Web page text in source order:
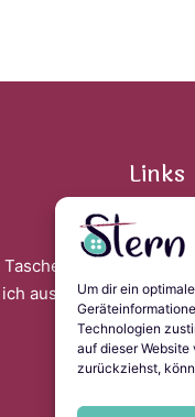
Um dir ein
Technologien
auf dieser
zurückziehst,
aus
Links
Cookie-